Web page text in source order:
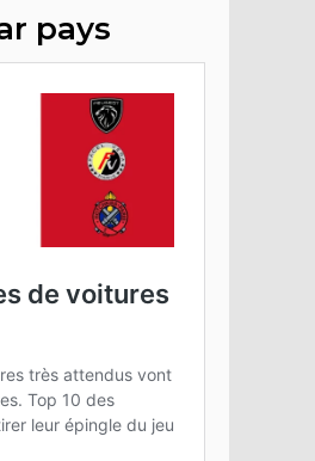
pays